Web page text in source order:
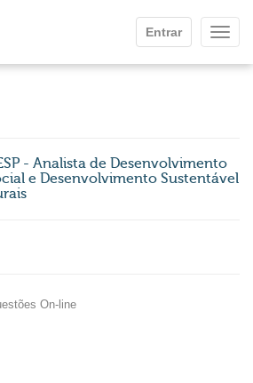
Entrar
- Analista de Desenvolvimento
e Desenvolvimento Sustentável
On-line